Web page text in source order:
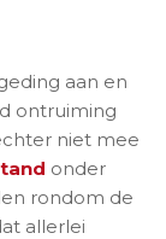
aan en
ontruiming
niet mee
onder
rondom de
allerlei